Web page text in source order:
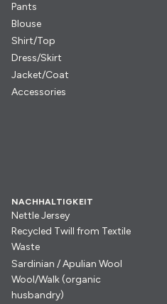
Pants
Blouse
Shirt/Top
Dress/Skirt
Jacket/Coat
Accessories
NACHHALTIGKEIT
Nettle Jersey
Recycled Twill from Textile
Waste
Sardinian / Apulian Wool
Wool/Walk (organic
husbandry)